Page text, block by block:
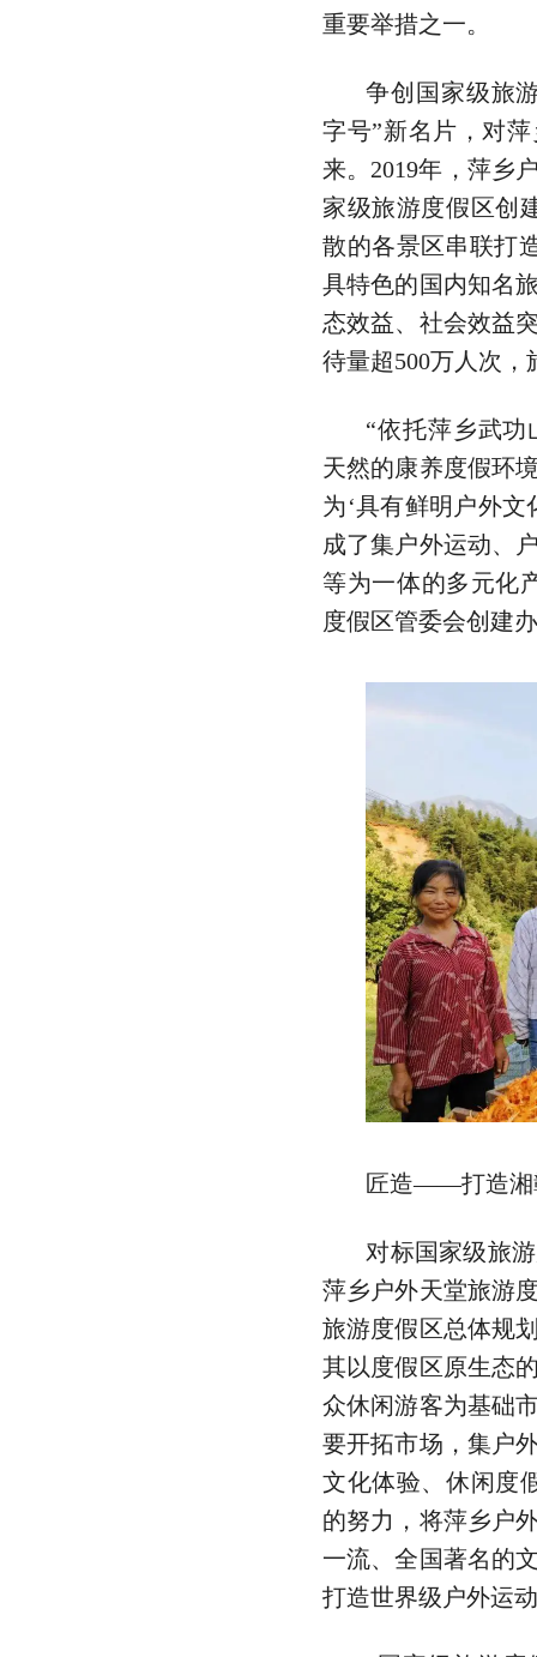
重要举措之一。
争创国家级旅
字号”新名片，对
来。2019年，萍乡
家级旅游度假区创
散的各景区串联打
具特色的国内知名
态效益、社会效益
待量超500万人次，
“依托萍乡武
天然的康养度假环
为‘具有鲜明户外
成了集户外运动、
等为一体的多元化
度假区管委会创建
匠造——打造湘
对标国家级旅
萍乡户外天堂旅游
旅游度假区总体规
其以度假区原生态
众休闲游客为基础
要开拓市场，集户
文化体验、休闲度
的努力，将萍乡户
一流、全国著名的
打造世界级户外运